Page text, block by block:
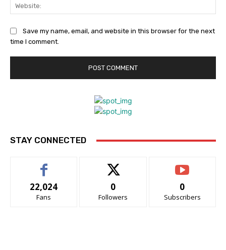
Save my name, email, and website in this browser for the next
time I comment.
STAY CONNECTED
22,024
Fans
0
Followers
0
Subscribers